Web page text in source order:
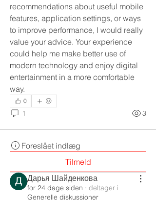
recommendations about useful mobile
features, application settings, or ways
to improve performance, I would really
value your advice. Your experience
could help me make better use of
modern technology and enjoy digital
entertainment in a more comfortable
way.
0
1 3
Foreslået indlæg
Tilmeld
Дарья Шайденкова
for 24 dage siden · deltager i
Generelle diskussioner